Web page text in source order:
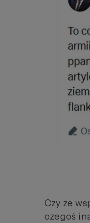
Czy ze
czegoś